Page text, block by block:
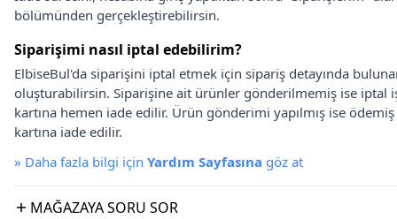
bölümünden gerçekleştirebilirsin.
Siparişimi nasıl iptal edebilirim?
ElbiseBul'da siparişini iptal etmek için sipariş detayında
oluşturabilirsin. Siparişine ait ürünler gönderilmemiş ise iptal
kartına hemen iade edilir. Ürün gönderimi yapılmış ise
kartına iade edilir.
» Daha fazla bilgi için Yardım Sayfasına göz at
MAĞAZAYA SORU SOR